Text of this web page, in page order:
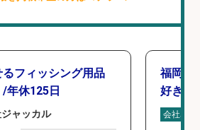
フィッシング用品
年休125日
ャッカル
福岡/
好き歓
会社名